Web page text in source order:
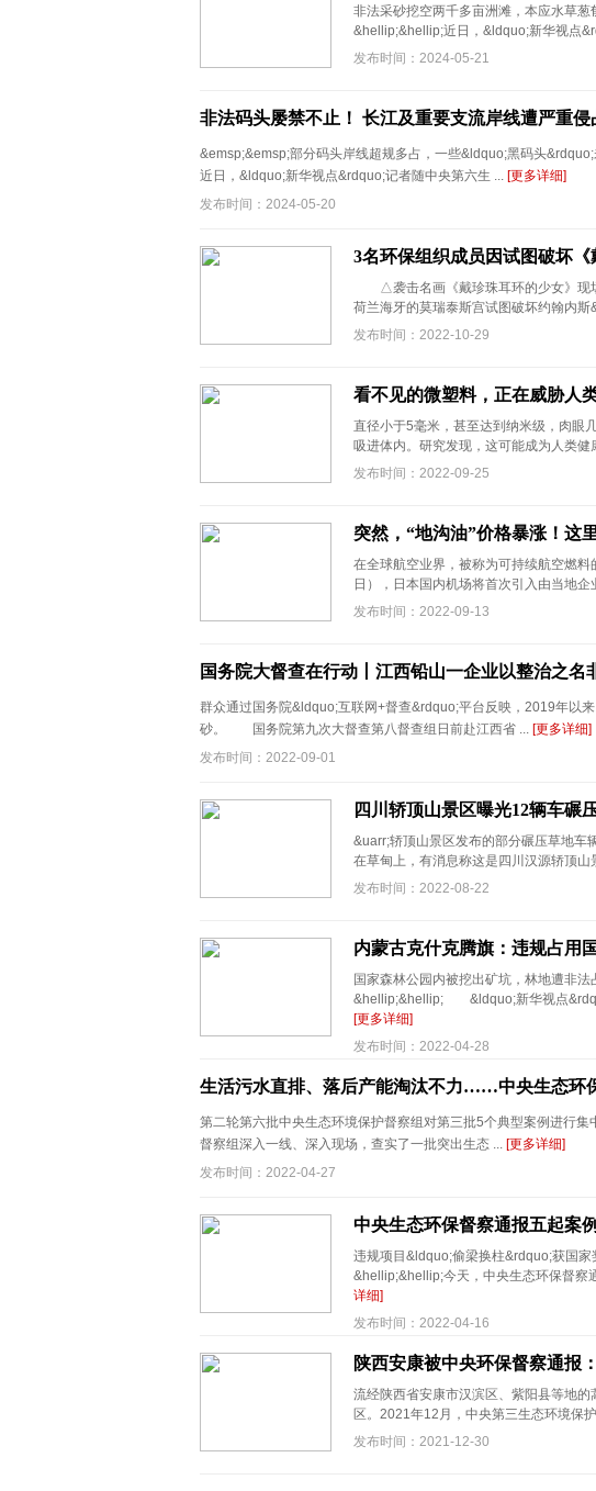
非法采砂挖空两千多亩洲滩，本应水草
&hellip;&hellip;近日，&ldquo;新华视点
发布时间：2024-05-21
非法码头屡禁不止！ 长江及重要支流岸线遭严重侵
&emsp;&emsp;部分码头岸线超规多占，一些&ldquo;黑码头
近日，&ldquo;新华视点&rdquo;记者随中央第六生 ... [更多详细]
发布时间：2024-05-20
3名环保组织成员因试图破坏
△袭击名画《戴珍珠耳环的少女》现
荷兰海牙的莫瑞泰斯宫试图破坏约翰内
发布时间：2022-10-29
看不见的微塑料，正在威胁人
直径小于5毫米，甚至达到纳米级，肉眼
吸进体内。研究发现，这可能成为人类
发布时间：2022-09-25
突然，“地沟油”价格暴涨！这
在全球航空业界，被称为可持续航空燃
日），日本国内机场将首次引入由当地
发布时间：2022-09-13
国务院大督查在行动丨江西铅山一企业以整治之名
群众通过国务院&ldquo;互联网+督查&rdquo;平台反映，2019年以
砂。 国务院第九次大督查第八督查组日前赴江西省 ... [更多详细]
发布时间：2022-09-01
四川轿顶山景区曝光12辆车碾
&uarr;轿顶山景区发布的部分碾压草地车
在草甸上，有消息称这是四川汉源轿顶
发布时间：2022-08-22
内蒙古克什克腾旗：违规占用
国家森林公园内被挖出矿坑，林地遭非
&hellip;&hellip; &ldquo;新华视点
[更多详细]
发布时间：2022-04-28
生活污水直排、落后产能淘汰不力……中央生态环
第二轮第六批中央生态环境保护督察组对第三批5个典型案例进行
督察组深入一线、深入现场，查实了一批突出生态 ... [更多详细]
发布时间：2022-04-27
中央生态环保督察通报五起案
违规项目&ldquo;偷梁换柱&rdquo;获国
&hellip;&hellip;今天，中央生态环保督察
详细]
发布时间：2022-04-16
陕西安康被中央环保督察通报
流经陕西省安康市汉滨区、紫阳县等地
区。2021年12月，中央第三生态环境保
发布时间：2021-12-30